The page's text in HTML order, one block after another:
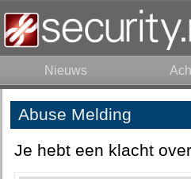
Nieuws
Abuse Melding
Je hebt een klacht